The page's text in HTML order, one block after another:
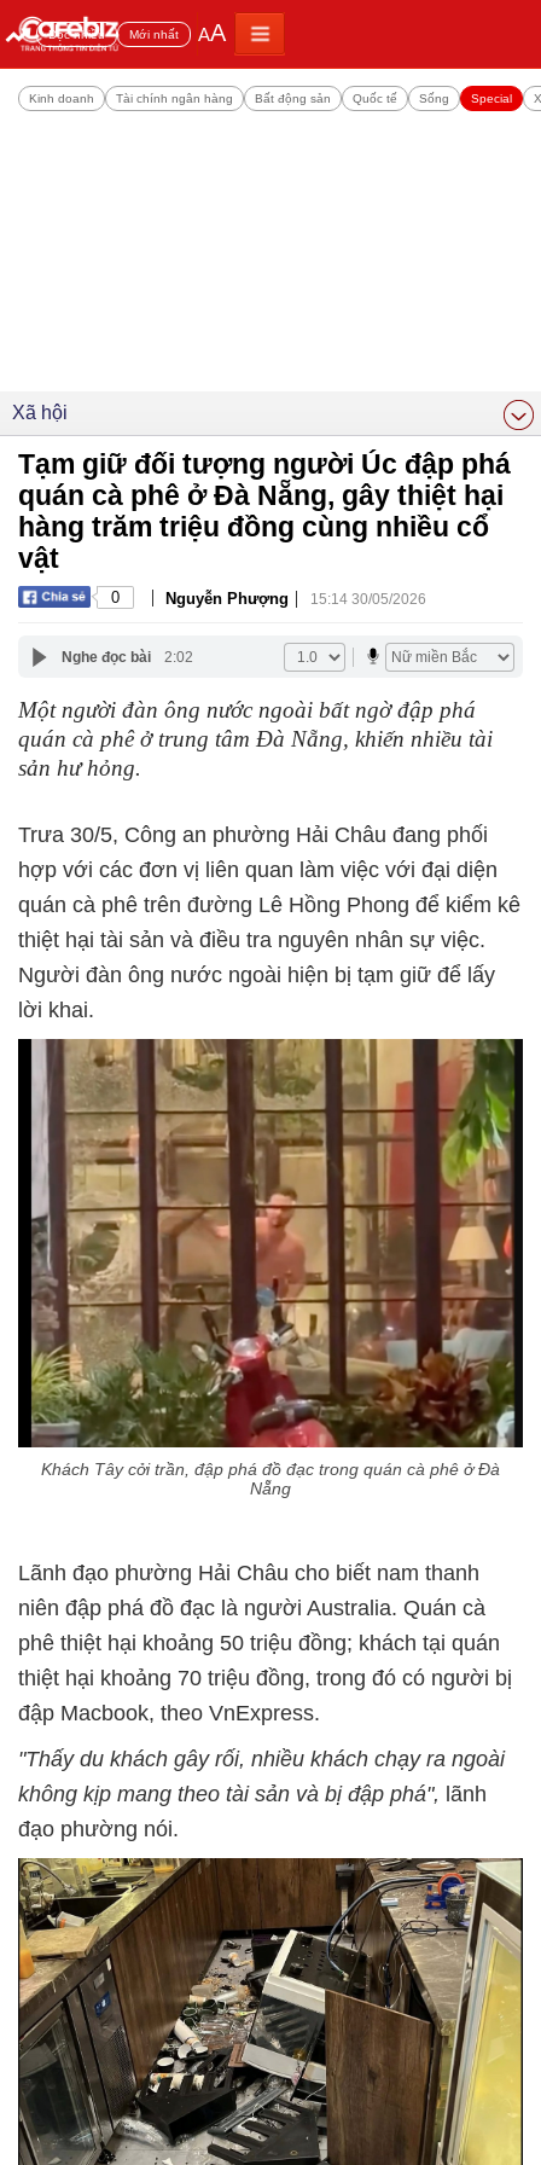
Đọc nhiều Mới nhất AA
Kinh doanh Tài chính ngân hàng Bất động sản Quốc tế Sống Special
Xã hội
Tạm giữ đối tượng người Úc đập phá
quán cà phê ở Đà Nẵng, gây thiệt hại
hàng trăm triệu đồng cùng nhiều cổ
vật
0 | Nguyễn Phượng | 15:14 30/05/2026
Nghe đọc bài 2:02
Một người đàn ông nước ngoài bất ngờ đập phá
quán cà phê ở trung tâm Đà Nẵng, khiến nhiều tài
sản hư hỏng.
Trưa 30/5, Công an phường Hải Châu đang phối
hợp với các đơn vị liên quan làm việc với đại diện
quán cà phê trên đường Lê Hồng Phong để kiểm kê
thiệt hại tài sản và điều tra nguyên nhân sự việc.
Người đàn ông nước ngoài hiện bị tạm giữ để lấy
lời khai.
Khách Tây cởi trần, đập phá đồ đạc trong quán cà phê ở Đà
Nẵng
Lãnh đạo phường Hải Châu cho biết nam thanh
niên đập phá đồ đạc là người Australia. Quán cà
phê thiệt hại khoảng 50 triệu đồng; khách tại quán
thiệt hại khoảng 70 triệu đồng, trong đó có người bị
đập Macbook, theo VnExpress.
"Thấy du khách gây rối, nhiều khách chạy ra ngoài
không kịp mang theo tài sản và bị đập phá", lãnh
đạo phường nói.